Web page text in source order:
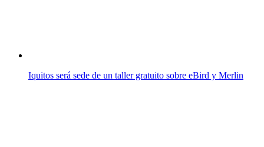
Iquitos será sede de un taller gratuito sobre eBird y Merlin